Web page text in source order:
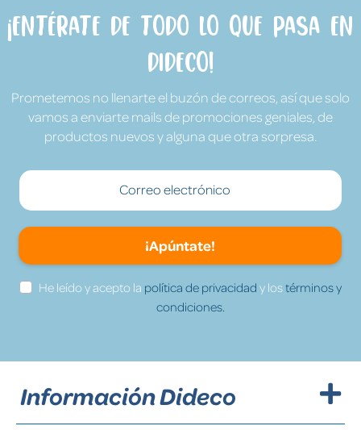
¡Entérate de todo lo que pasa en
Dideco!
Prometemos no llenarte el buzón de correos, así que solo
vamos a enviarte mails de promociones geniales, de
productos nuevos y alguna que otra sorpresa.
¡Apúntate!
He leído y acepto la política de privacidad y lostérminos y
condiciones.
Información Dideco